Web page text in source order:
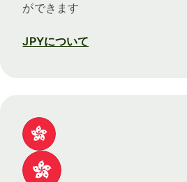
ができます
JPYについて